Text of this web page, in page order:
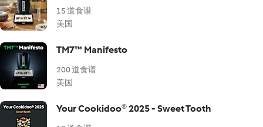
15 道食谱
美国
TM7™ Manifesto
200 道食谱
美国
Your Cookidoo® 2025 - Sweet Tooth